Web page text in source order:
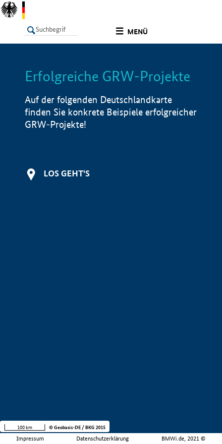
MENÜ
LISTE Info
Erfolgreiche GRW-Projekte
Auf der folgenden Deutschlandkarte
finden Sie konkrete Beispiele erfolgreicher
GRW-Projekte!
LOS GEHT'S
Impressum Datenschutzerklärung BMWi.de, 2021 ©
100 km © Geobasis-DE / BKG 2015